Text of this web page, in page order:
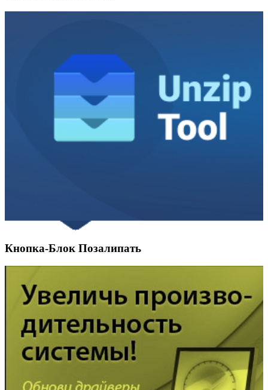
Кнопка-Блок Позалипать